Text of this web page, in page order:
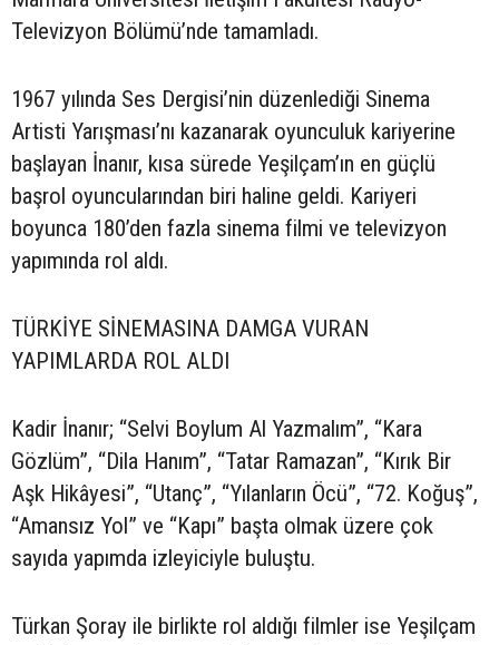
Televizyon Bölümü’nde tamamladı.
1967 yılında Ses Dergisi’nin düzenlediği Sinema
Artisti Yarışması’nı kazanarak oyunculuk kariyerine
başlayan İnanır, kısa sürede Yeşilçam’ın en güçlü
başrol oyuncularından biri haline geldi. Kariyeri
boyunca 180’den fazla sinema filmi ve televizyon
yapımında rol aldı.
TÜRKİYE SİNEMASINA DAMGA VURAN
YAPIMLARDA ROL ALDI
Kadir İnanır; “Selvi Boylum Al Yazmalım”, “Kara
Gözlüm”, “Dila Hanım”, “Tatar Ramazan”, “Kırık Bir
Aşk Hikâyesi”, “Utanç”, “Yılanların Öcü”, “72. Koğuş”,
“Amansız Yol” ve “Kapı” başta olmak üzere çok
sayıda yapımda izleyiciyle buluştu.
Türkan Şoray ile birlikte rol aldığı filmler ise Yeşilçam